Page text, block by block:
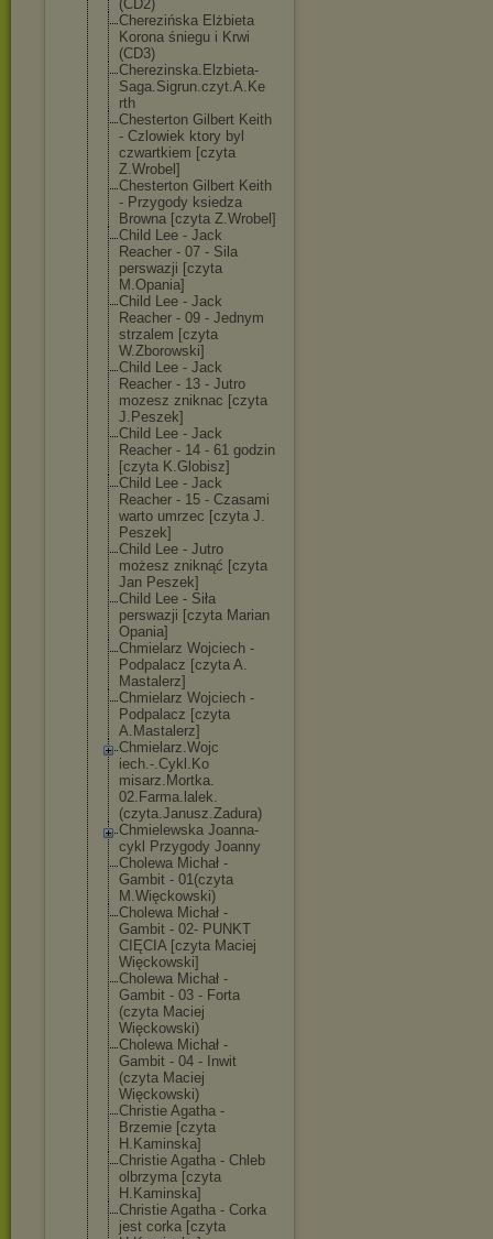
(CD2)
Cherezińska Elżbieta
Korona śniegu i Krwi
(CD3)
Cherezinska.El zbieta-
Saga.Sigrun.czyt.A.Ke
rth
Chesterton Gilbert Keith
- Czlowiek ktory byl
czwartkiem [czyta
Z.Wrobel]
Chesterton Gilbert Keith
- Przygody ksiedza
Browna [czyta Z.Wrobel]
Child Lee - Jack
Reacher - 07 - Sila
perswazji [czyta
M.Opania]
Child Lee - Jack
Reacher - 09 - Jednym
strzalem [czyta
W.Zborowski]
Child Lee - Jack
Reacher - 13 - Jutro
mozesz zniknac [czyta
J.Peszek]
Child Lee - Jack
Reacher - 14 - 61 godzin
[czyta K.Globisz]
Child Lee - Jack
Reacher - 15 - Czasami
warto umrzec [czyta J.
Peszek]
Child Lee - Jutro
możesz zniknąć [czyta
Jan Peszek]
Child Lee - Siła
perswazji [czyta Marian
Opania]
Chmielarz Wojciech -
Podpalacz [czyta A.
Mastalerz]
Chmielarz Wojciech -
Podpalacz [czyta
A.Mastalerz]
Chmielarz.Wojc
iech.-.Cykl.Ko
misarz.Mortka.
02.Farma.lalek.
(czyta.Janusz.Zadura)
Chmielewska Joanna-
cykl Przygody Joanny
Cholewa Michał -
Gambit - 01(czyta
M.Więckowski)
Cholewa Michał -
Gambit - 02- PUNKT
CIĘCIA [czyta Maciej
Więckowski]
Cholewa Michał -
Gambit - 03 - Forta
(czyta Maciej
Więckowski)
Cholewa Michał -
Gambit - 04 - Inwit
(czyta Maciej
Więckowski)
Christie Agatha -
Brzemie [czyta
H.Kaminska]
Christie Agatha - Chleb
olbrzyma [czyta
H.Kaminska]
Christie Agatha - Corka
jest corka [czyta